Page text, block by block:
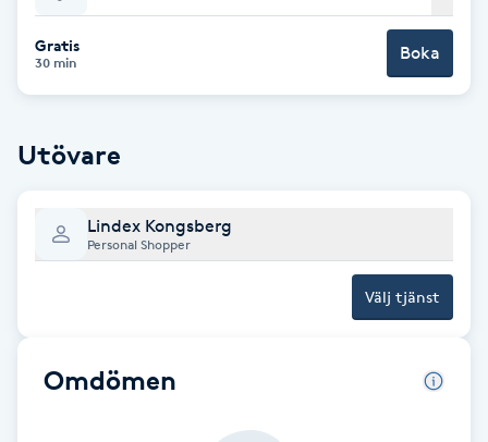
Babylights
Balayage
Bambumassage
Barber
BIAB
Gratis
30 min Boka
Utövare
Lindex Kongsberg
Personal Shopper
Välj tjänst
Omdömen